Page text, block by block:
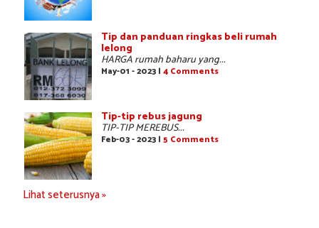
Tip dan panduan ringkas beli rumah
lelong
HARGA rumah baharu yang...
May-01 - 2023 | 4 Comments
Tip-tip rebus jagung
TIP-TIP MEREBUS...
Feb-03 - 2023 | 5 Comments
Lihat seterusnya »